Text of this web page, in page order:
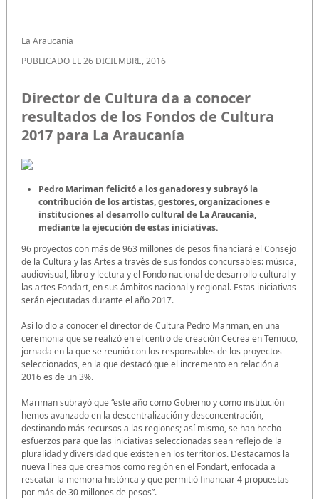
La Araucanía
PUBLICADO EL 26 DICIEMBRE, 2016
Director de Cultura da a conocer
resultados de los Fondos de Cultura
2017 para La Araucanía
Pedro Mariman felicitó a los ganadores y subrayó la
contribución de los artistas, gestores, organizaciones e
instituciones al desarrollo cultural de La Araucanía,
mediante la ejecución de estas iniciativas.
96 proyectos con más de 963 millones de pesos financiará el Consejo
de la Cultura y las Artes a través de sus fondos concursables: música,
audiovisual, libro y lectura y el Fondo nacional de desarrollo cultural y
las artes Fondart, en sus ámbitos nacional y regional. Estas iniciativas
serán ejecutadas durante el año 2017.
Así lo dio a conocer el director de Cultura Pedro Mariman, en una
ceremonia que se realizó en el centro de creación Cecrea en Temuco,
jornada en la que se reunió con los responsables de los proyectos
seleccionados, en la que destacó que el incremento en relación a
2016 es de un 3%.
Mariman subrayó que “este año como Gobierno y como institución
hemos avanzado en la descentralización y desconcentración,
destinando más recursos a las regiones; así mismo, se han hecho
esfuerzos para que las iniciativas seleccionadas sean reflejo de la
pluralidad y diversidad que existen en los territorios. Destacamos la
nueva línea que creamos como región en el Fondart, enfocada a
rescatar la memoria histórica y que permitió financiar 4 propuestas
por más de 30 millones de pesos”.